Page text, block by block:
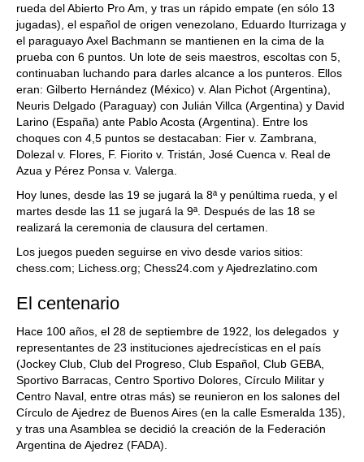
rueda del Abierto Pro Am, y tras un rápido empate (en sólo 13
jugadas), el español de origen venezolano, Eduardo Iturrizaga y
el paraguayo Axel Bachmann se mantienen en la cima de la
prueba con 6 puntos. Un lote de seis maestros, escoltas con 5,
continuaban luchando para darles alcance a los punteros. Ellos
eran: Gilberto Hernández (México) v. Alan Pichot (Argentina),
Neuris Delgado (Paraguay) con Julián Villca (Argentina) y David
Larino (España) ante Pablo Acosta (Argentina). Entre los
choques con 4,5 puntos se destacaban: Fier v. Zambrana,
Dolezal v. Flores, F. Fiorito v. Tristán, José Cuenca v. Real de
Azua y Pérez Ponsa v. Valerga.
Hoy lunes, desde las 19 se jugará la 8ª y penúltima rueda, y el
martes desde las 11 se jugará la 9ª. Después de las 18 se
realizará la ceremonia de clausura del certamen.
Los juegos pueden seguirse en vivo desde varios sitios:
chess.com; Lichess.org; Chess24.com y Ajedrezlatino.com
El centenario
Hace 100 años, el 28 de septiembre de 1922, los delegados y
representantes de 23 instituciones ajedrecísticas en el país
(Jockey Club, Club del Progreso, Club Español, Club GEBA,
Sportivo Barracas, Centro Sportivo Dolores, Círculo Militar y
Centro Naval, entre otras más) se reunieron en los salones del
Círculo de Ajedrez de Buenos Aires (en la calle Esmeralda 135),
y tras una Asamblea se decidió la creación de la Federación
Argentina de Ajedrez (FADA).